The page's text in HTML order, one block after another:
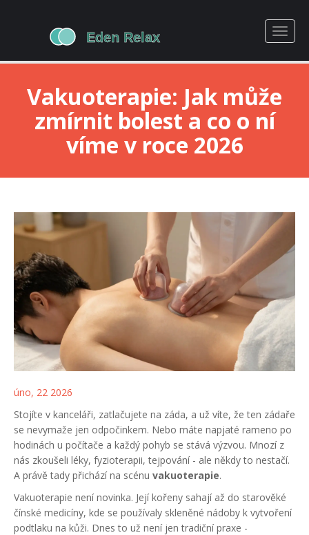
Vakuoterapie: Jak může
zmírnit bolest a co o ní
víme v roce 2026
úno, 22 2026
Stojíte v kanceláři, zatlačujete na záda, a už víte, že ten zádaře
se nevymaže jen odpočinkem. Nebo máte napjaté rameno po
hodinách u počítače a každý pohyb se stává výzvou. Mnozí z
nás zkoušeli léky, fyzioterapii, tejpování - ale někdy to nestačí.
A právě tady přichází na scénu vakuoterapie.
Vakuoterapie není novinka. Její kořeny sahají až do starověké
čínské medicíny, kde se používaly skleněné nádoby k vytvoření
podtlaku na kůži. Dnes to už není jen tradiční praxe -